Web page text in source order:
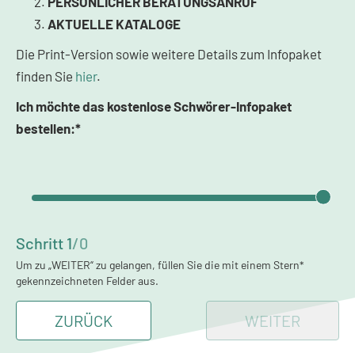
AKTUELLE KATALOGE
Die Print-Version sowie weitere Details zum Infopaket
finden Sie hier.
Ich möchte das kostenlose Schwörer-Infopaket
bestellen:*
Schritt 1/0
Um zu „WEITER“ zu gelangen, füllen Sie die mit einem Stern*
gekennzeichneten Felder aus.
ZURÜCK WEITER